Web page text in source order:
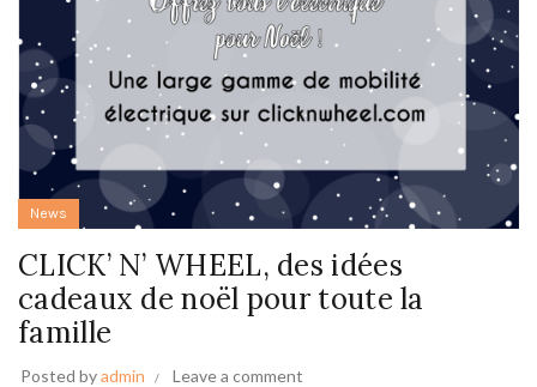
News
CLICK’ N’ WHEEL, des idées
cadeaux de noël pour toute la
famille
Posted byadmin Leave a comment